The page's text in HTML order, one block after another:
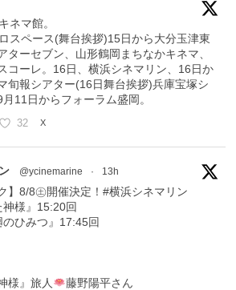
ネマ館。
スペース(舞台挨拶)15日から大分玉津東
ターセブン、山形鶴岡まちなかキネマ、
コーレ。16日、横浜シネマリン、16日か
旬報シアター(16日舞台挨拶)兵庫宝塚シ
11日からフォーラム盛岡。
32 X
@ycinemarine · 13h
】8/8㊏開催決定！#横浜シネマリン
神様』15:20回
のひみつ』17:45回
様』旅人
藤野陽平さん